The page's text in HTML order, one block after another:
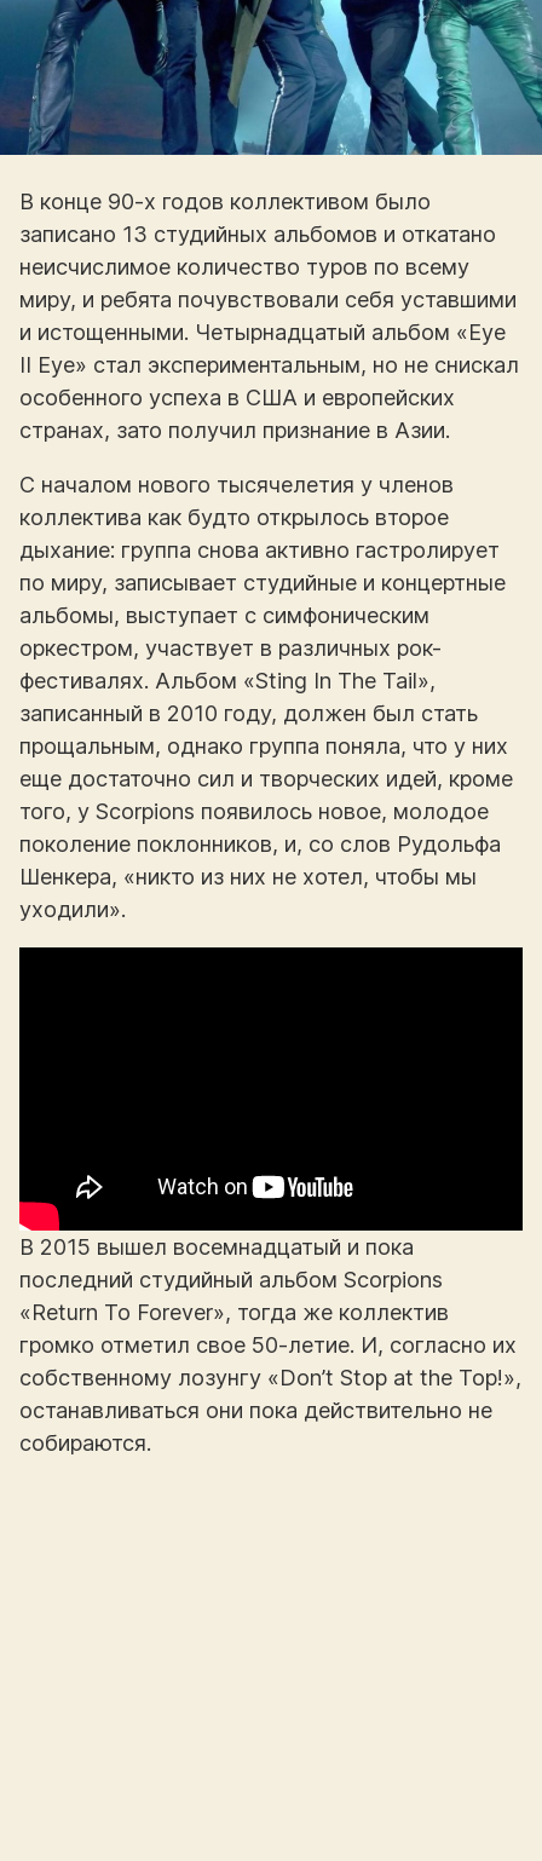
В конце 90-х годов коллективом было
записано 13 студийных альбомов и откатано
неисчислимое количество туров по всему
миру, и ребята почувствовали себя уставшими
и истощенными. Четырнадцатый альбом «Eye
II Eye» стал экспериментальным, но не снискал
особенного успеха в США и европейских
странах, зато получил признание в Азии.
С началом нового тысячелетия у членов
коллектива как будто открылось второе
дыхание: группа снова активно гастролирует
по миру, записывает студийные и концертные
альбомы, выступает с симфоническим
оркестром, участвует в различных рок-
фестивалях. Альбом «Sting In The Tail»,
записанный в 2010 году, должен был стать
прощальным, однако группа поняла, что у них
еще достаточно сил и творческих идей, кроме
того, у Scorpions появилось новое, молодое
поколение поклонников, и, со слов Рудольфа
Шенкера, «никто из них не хотел, чтобы мы
уходили».
В 2015 вышел восемнадцатый и пока
последний студийный альбом Scorpions
«Return To Forever», тогда же коллектив
громко отметил свое 50-летие. И, согласно их
собственному лозунгу «Don’t Stop at the Top!»,
останавливаться они пока действительно не
собираются.